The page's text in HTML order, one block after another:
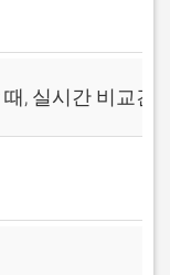
, 실시간 비교견